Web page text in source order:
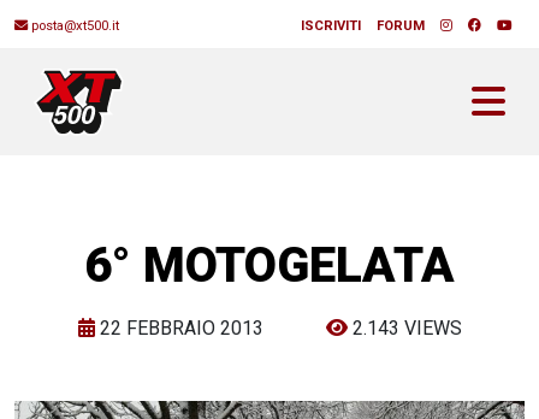
posta@xt500.it ISCRIVITI FORUM
6° MOTOGELATA
22 FEBBRAIO 2013 2.143 VIEWS